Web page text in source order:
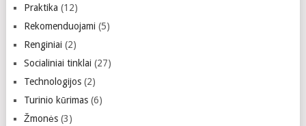
Praktika (12)
Rekomenduojami (5)
Renginiai (2)
Socialiniai tinklai (27)
Technologijos(2)
Turinio kūrimas(6)
Žmonės(3)